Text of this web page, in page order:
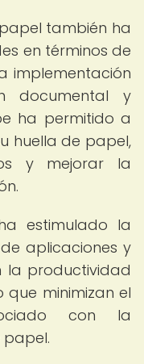
también ha
en términos de
implementación
documental y
ha permitido a
huella de papel,
y mejorar la
estimulado la
aplicaciones y
la productividad
minimizan el
con la
papel.